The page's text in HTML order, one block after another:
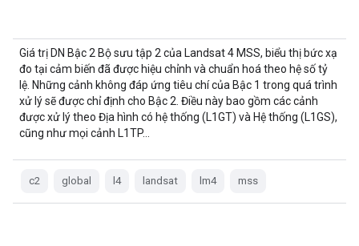
Giá trị DN Bậc 2 Bộ sưu tập 2 của Landsat 4 MSS, biểu thị bức xạ
đo tại cảm biến đã được hiệu chỉnh và chuẩn hoá theo hệ số tỷ
lệ. Những cảnh không đáp ứng tiêu chí của Bậc 1 trong quá trình
xử lý sẽ được chỉ định cho Bậc 2. Điều này bao gồm các cảnh
được xử lý theo Địa hình có hệ thống (L1GT) và Hệ thống (L1GS),
cũng như mọi cảnh L1TP…
c2 global l4 landsat lm4 mss